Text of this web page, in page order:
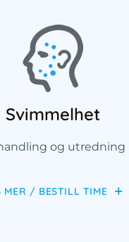
Svimmelhet
og utredning
MER / BESTILL TIME